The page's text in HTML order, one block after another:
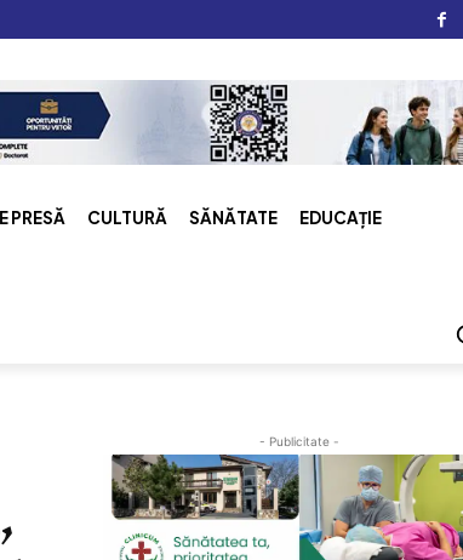
PRESĂ CULTURĂ SĂNĂTATE EDUCAȚIE
- Publicitate -